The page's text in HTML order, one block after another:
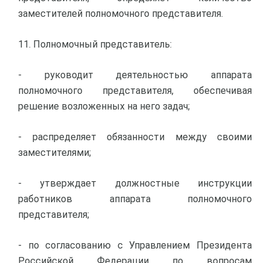
заместителей полномочного представителя.
11. Полномочный представитель:
- руководит деятельностью аппарата
полномочного представителя, обеспечивая
решение возложенных на него задач;
- распределяет обязанности между своими
заместителями;
- утверждает должностные инструкции
работников аппарата полномочного
представителя;
- по согласованию с Управлением Президента